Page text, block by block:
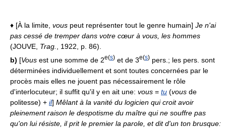
♦ [À la limite, vous peut représenter tout le genre humain] Je n'ai
pas cessé de tremper dans votre cœur à vous, les hommes
(JOUVE, Trag.
, 1922, p. 86).
b) [Vous est une somme de 2e(s) et de 3e(s) pers.; les pers. sont
déterminées individuellement et sont toutes concernées par le
procès mais elles ne jouent pas nécessairement le rôle
d'interlocuteur; il suffit qu'il y en ait une: vous = tu (vous de
politesse) + il] Mêlant à la vanité du logicien qui croit avoir
pleinement raison le despotisme du maître qui ne souffre pas
qu'on lui résiste, il prit le premier la parole, et dit d'un ton brusque: